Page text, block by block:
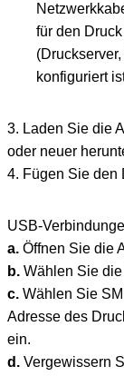
für den
konfiguriert
3. Laden Sie die
oder neuer
4. Fügen Sie den
USB-
a. Öffnen Sie die
b. Wählen Sie
c. Wählen Sie
Adresse des
ein.
d. Vergewissern